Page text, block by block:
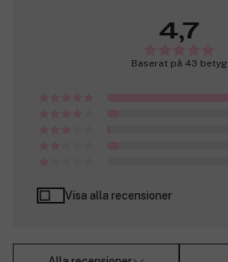
4,7
Baserat på 43 betyg
Visa alla recensioner